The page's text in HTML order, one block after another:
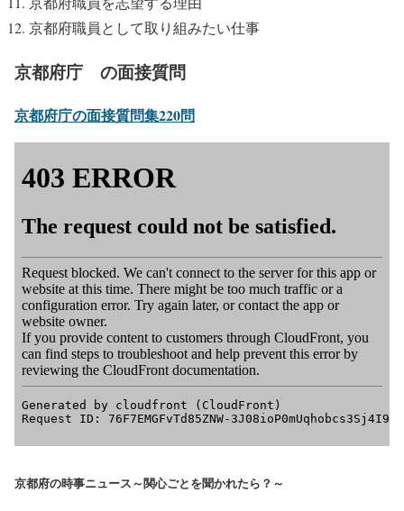
京都府職員として取り組みたい仕事
京都府庁 の面接質問
京都府庁の面接質問集220問
京都府の時事ニュース～関心ごとを聞かれたら？～